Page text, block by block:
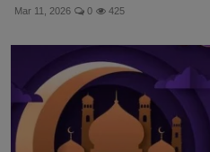
Mar 11, 2026 0 425